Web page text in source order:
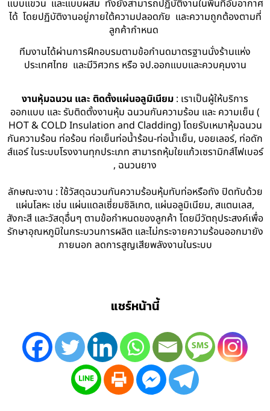
แบบแขวน และแบบผสม ทั้งยังสามารถปฏิบัติงานในพื้นที่อับอากาศ
ได้ โดยปฏิบัติงานอยู่ภายใต้ความปลอดภัย และความถูกต้องตามที่
ลูกค้ากำหนด
ทีมงานได้ผ่านการฝึกอบรมตามข้อกำนดมาตรฐานนั่งร้านแห่ง
ประเทศไทย และมีวิศวกร หรือ จป.ออกแบบและควบคุมงาน
งานหุ้มฉนวน และ ติดตั้งแผ่นอลูมิเนียม : เราเป็นผู้ให้บริการ
ออกแบบ และ รับติดตั้งงานหุ้ม ฉนวนกันความร้อน และ ความเย็น (
HOT & COLD Insulation and Cladding) โดยรับเหมาหุ้มฉนวน
กันความร้อน ท่อร้อน ท่อเย็นท่อน้ำร้อน-ท่อน้ำเย็น, บอยเลอร์, ท่อดัก
ส์แอร์ ในระบบโรงงานทุกประเภท สามารถหุ้มใยแก้วเซรามิกส์ไฟเบอร์
, ฉนวนยาง
ลักษณะงาน : ใช้วัสดุฉนวนกันความร้อนหุ้มทับท่อหรือถัง ปิดทับด้วย
แผ่นโลหะ เช่น แผ่นแดลเซี่ยมซิลิเกต, แผ่นอลูมิเนียม, สแตนเลส,
สังกะสี และวัสดุอื่นๆ ตามข้อกำหนดของลูกค้า โดยมีวัตถุประสงค์เพื่อ
รักษาอุณหภูมิในกระบวนการผลิต และไม่กระจายความร้อนออกมายัง
ภายนอก ลดการสูญเสียพลังงานในระบบ
แชร์หน้านี้